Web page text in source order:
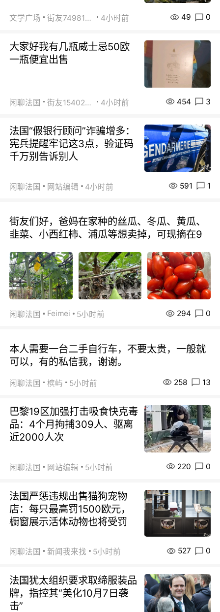
文学广场 街友74981146 4小时前 49 0
大家好我有几瓶威士忌50欧
一瓶便宜出售
闲聊法国 街友15402223 4小时前 454 3
法国“假银行顾问”诈骗增多：
宪兵提醒牢记这3点，验证码
千万别告诉别人
闲聊法国 网站编辑 4小时前 591 1
街友们好，爸妈在家种的丝瓜、冬瓜、黄瓜、
韭菜、小西红柿、浦瓜等想卖掉，可现摘在9
闲聊法国 Feimei 5小时前 294 0
本人需要一台二手自行车，不要太贵，一般就
可以，有的私信我，谢谢。
闲聊法国 槟屿 5小时前 258 13
巴黎19区加强打击吸食快克毒
品：4个月拘捕309人、驱离
近2000人次
闲聊法国 网站编辑 5小时前 220 0
法国严惩违规出售猫狗宠物
店：每只最高罚1500欧元，
橱窗展示活体动物也将受罚
闲聊法国 新闻我来找 5小时前 527 0
法国犹太组织要求取缔服装品
牌，指控其“美化10月7日袭
击”